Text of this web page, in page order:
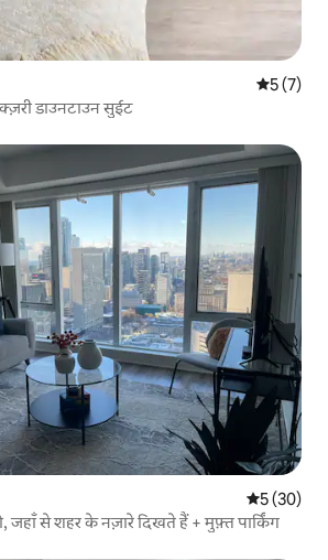
औसत रेटिंग
5 (7)
डाउनटाउन सुईट
औसत रेटिंग
5 (30)
जहाँ से शहर के नज़ारे दिखते हैं + मुफ़्त पार्किंग